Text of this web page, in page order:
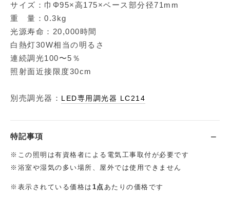
サイズ：巾Φ95×高175×ベース部分径71mm
重 量：0.3kg
光源寿命：20,000時間
白熱灯30W相当の明るさ
連続調光100〜5％
照射面近接限度30cm
別売調光器： LED専用調光器 LC214
特記事項
※この照明は有資格者による電気工事取付が必要です
※浴室や湿気の多い場所、屋外では使用できません
※表示されている価格は 1点あたりの価格です